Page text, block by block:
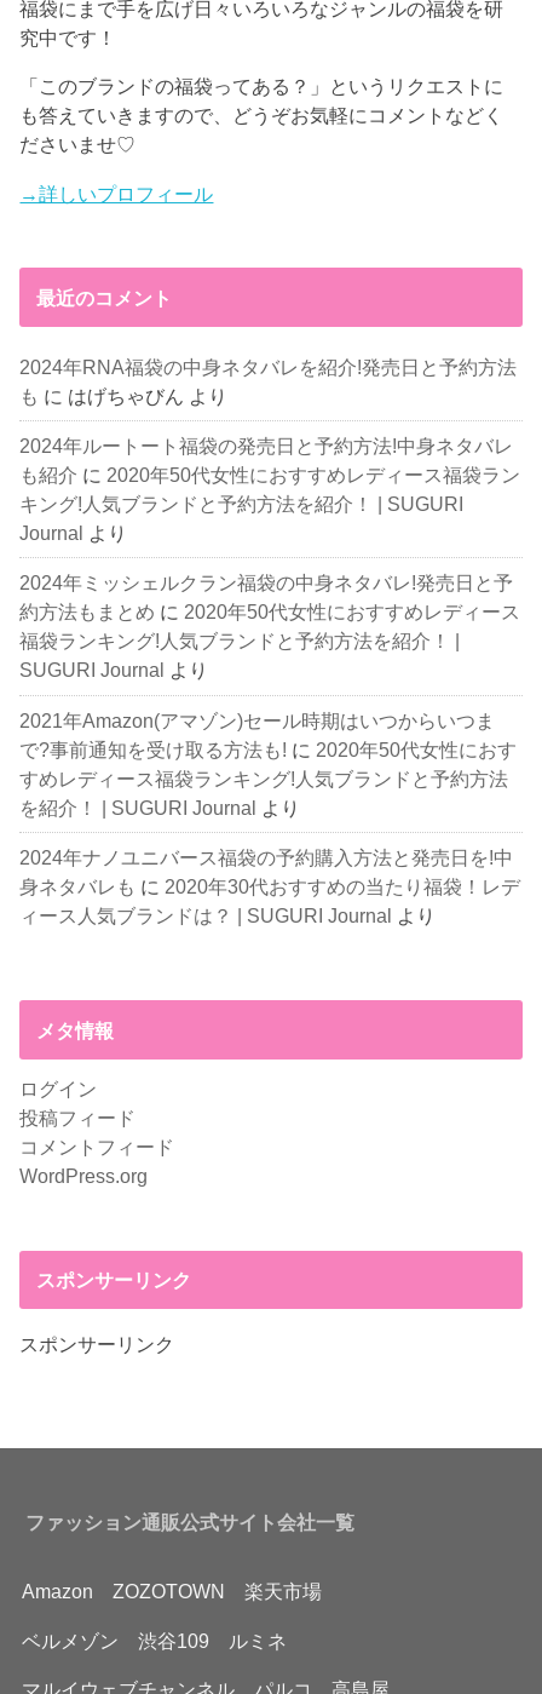
福袋にまで手を広げ日々いろいろなジャンルの福袋を研
究中です！
「このブランドの福袋ってある？」というリクエストに
も答えていきますので、どうぞお気軽にコメントなどく
ださいませ♡
→詳しいプロフィール
最近のコメント
2024年RNA福袋の中身ネタバレを紹介!発売日と予約方法
も に はげちゃびん より
2024年ルートート福袋の発売日と予約方法!中身ネタバレ
も紹介 に 2020年50代女性におすすめレディース福袋ラン
キング!人気ブランドと予約方法を紹介！ | SUGURI
Journal より
2024年ミッシェルクラン福袋の中身ネタバレ!発売日と予
約方法もまとめ に 2020年50代女性におすすめレディース
福袋ランキング!人気ブランドと予約方法を紹介！ |
SUGURI Journal
より
2021年Amazon(アマゾン)セール時期はいつからいつま
で?事前通知を受け取る方法も! に 2020年50代女性におす
すめレディース福袋ランキング!人気ブランドと予約方法
を紹介！ | SUGURI Journal より
2024年ナノユニバース福袋の予約購入方法と発売日を!中
身ネタバレも に 2020年30代おすすめの当たり福袋！レデ
ィース人気ブランドは？ | SUGURI Journal
より
メタ情報
ログイン
投稿フィード
コメントフィード
WordPress.org
スポンサーリンク
スポンサーリンク
ファッション通販公式サイト会社一覧
Amazon ZOZOTOWN 楽天市場
ベルメゾン 渋谷109 ルミネ
マルイウェブチャンネル パルコ 高島屋